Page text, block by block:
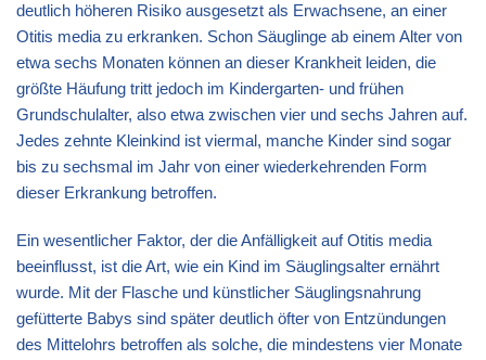
deutlich höheren Risiko ausgesetzt als Erwachsene, an einer
Otitis media zu erkranken. Schon Säuglinge ab einem Alter von
etwa sechs Monaten können an dieser Krankheit leiden, die
größte Häufung tritt jedoch im Kindergarten- und frühen
Grundschulalter, also etwa zwischen vier und sechs Jahren auf.
Jedes zehnte Kleinkind ist viermal, manche Kinder sind sogar
bis zu sechsmal im Jahr von einer wiederkehrenden Form
dieser Erkrankung betroffen.
Ein wesentlicher Faktor, der die Anfälligkeit auf Otitis media
beeinflusst, ist die Art, wie ein Kind im Säuglingsalter ernährt
wurde. Mit der Flasche und künstlicher Säuglingsnahrung
gefütterte Babys sind später deutlich öfter von Entzündungen
des Mittelohrs betroffen als solche, die mindestens vier Monate